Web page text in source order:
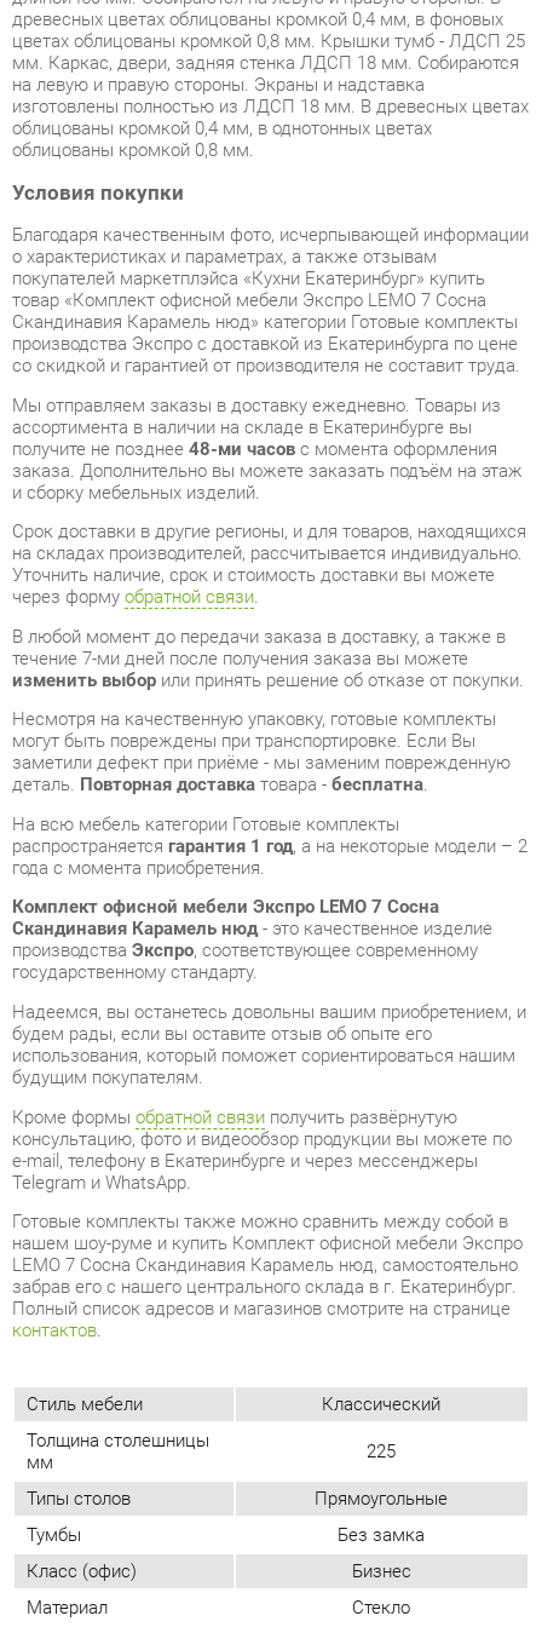
изготовлены полностью из ЛДСП 18 мм. В древесных цветах
облицованы кромкой 0,4 мм, в однотонных цветах
облицованы кромкой 0,8 мм.
Условия покупки
Благодаря качественным фото, исчерпывающей информации
о характеристиках и параметрах, а также отзывам
товар «Комплект офисной мебели Экспро LEMO 7 Сосна
производства Экспро с доставкой из Екатеринбурга по цене
со скидкой и гарантией от производителя не составит труда.
Мы отправляем заказы в доставку ежедневно. Товары из
ассортимента в наличии на складе в Екатеринбурге вы
получите не позднее48-ми часовс момента оформления
заказа. Дополнительно вы можете заказать подъём на этаж
Срок доставки в другие регионы, и для товаров, находящихся
на складах производителей, рассчитывается индивидуально.
Уточнить наличие, срок и стоимость доставки вы можете
через формуобратной связи.
В любой момент до передачи заказа в доставку, а также в
течение 7-ми дней после получения заказа вы можете
изменить выборили принять решение об отказе от покупки.
Несмотря на качественную упаковку, готовые комплекты
могут быть повреждены при транспортировке. Если Вы
заметили дефект при приёме - мы заменим поврежденную
деталь.Повторная доставкатовара -бесплатна.
распространяетсягарантия 1 год, а на некоторые модели – 2
года с момента приобретения.
Комплект офисной мебели Экспро LEMO 7 Сосна
производстваЭкспро, соответствующее современному
государственному стандарту.
Надеемся, вы останетесь довольны вашим приобретением, и
будем рады, если вы оставите отзыв об опыте его
использования, который поможет сориентироваться нашим
будущим покупателям.
Кроме формы обратной связиполучить развёрнутую
консультацию, фото и видеообзор продукции вы можете по
e-mail, телефону в Екатеринбурге и через мессенджеры
Telegram и WhatsApp.
Готовые комплекты также можно сравнить между собой в
нашем шоу-руме и купить Комплект офисной мебели Экспро
LEMO 7 Сосна Скандинавия Карамель нюд, самостоятельно
забрав его с нашего центрального склада в г. Екатеринбург.
Полный список адресов и магазинов смотрите на странице
контактов.
Стиль мебели Классический
Толщина столешницы
мм 225
Тумбы
Без замка
Класс (офис)
Бизнес
Материал
Стекло
Цвет
Сосна скандинавия/карамель
нюд
ОТЗЫВЫ
Пока нет отзывов, поделитесь первым своим мнением.